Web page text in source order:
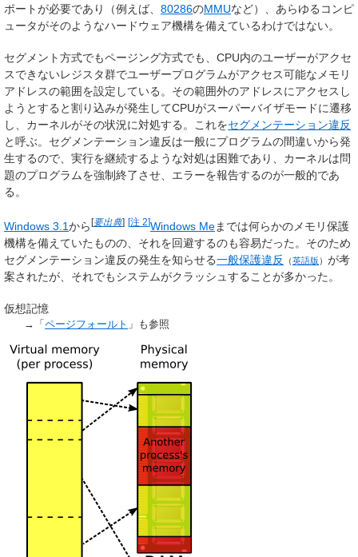
ポートが必要であり（例えば、 80286のMMUなど）、あらゆるコンピ
ュータがそのようなハードウェア機構を備えているわけではない。
セグメント方式でもページング方式でも、CPU内のユーザーがアクセ
スできないレジスタ群でユーザープログラムがアクセス可能なメモリ
アドレスの範囲を設定している。その範囲外のアドレスにアクセスし
ようとすると割り込みが発生してCPUがスーパーバイザモードに遷移
し、カーネルがその状況に対処する。これをセグメンテーション違反
と呼ぶ。セグメンテーション違反は一般にプログラムの間違いから発
生するので、実行を継続するような対処は困難であり、カーネルは問
題のプログラムを強制終了させ、エラーを報告するのが一般的であ
る。
Windows 3.1から [要出典] [注 2]Windows Meまでは何らかのメモリ保護
機構を備えていたものの、それを回避するのも容易だった。そのため
セグメンテーション違反の発生を知らせる一般保護違反 （英語版 ） が考
案されたが、それでもシステムがクラッシュすることが多かった。
仮想記憶
→「ページフォールト 」も参照